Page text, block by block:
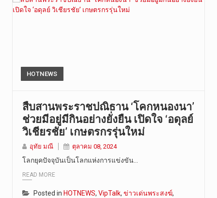
HOTNEWS
สืบสานพระราชปณิธาน ‘โคกหนองนา’
ช่วยมีอยู่มีกินอย่างยั่งยืน เปิดใจ ‘อดุลย์
วิเชียรชัย’ เกษตรกรรุ่นใหม่
อุทัย มณี ตุลาคม 08, 2024
โลกยุคปัจจุบันเป็นโลกแห่งการแข่งขัน…
READ MORE
Posted in HOTNEWS, VipTalk, ข่าวเด่นพระสงฆ์,